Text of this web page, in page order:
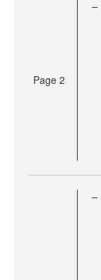
Page 2